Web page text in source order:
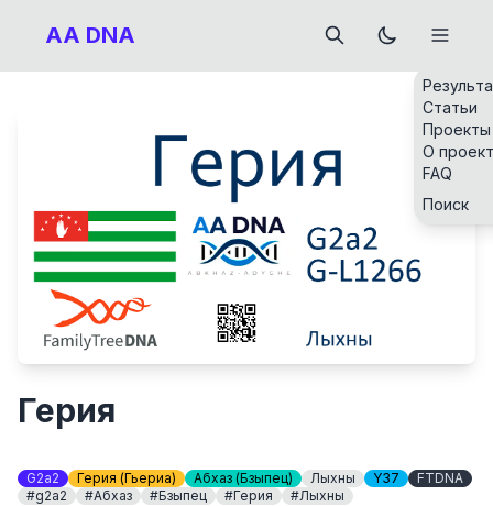
AA DNA
Статьи
Проекты
О
FAQ
Поиск
Герия
G2a2 Герия (Гьериа) Абхаз (Бзыпец) Лыхны Y37
FTDNA
#g2a2
#Абхаз #Бзыпец #Герия #Лыхны